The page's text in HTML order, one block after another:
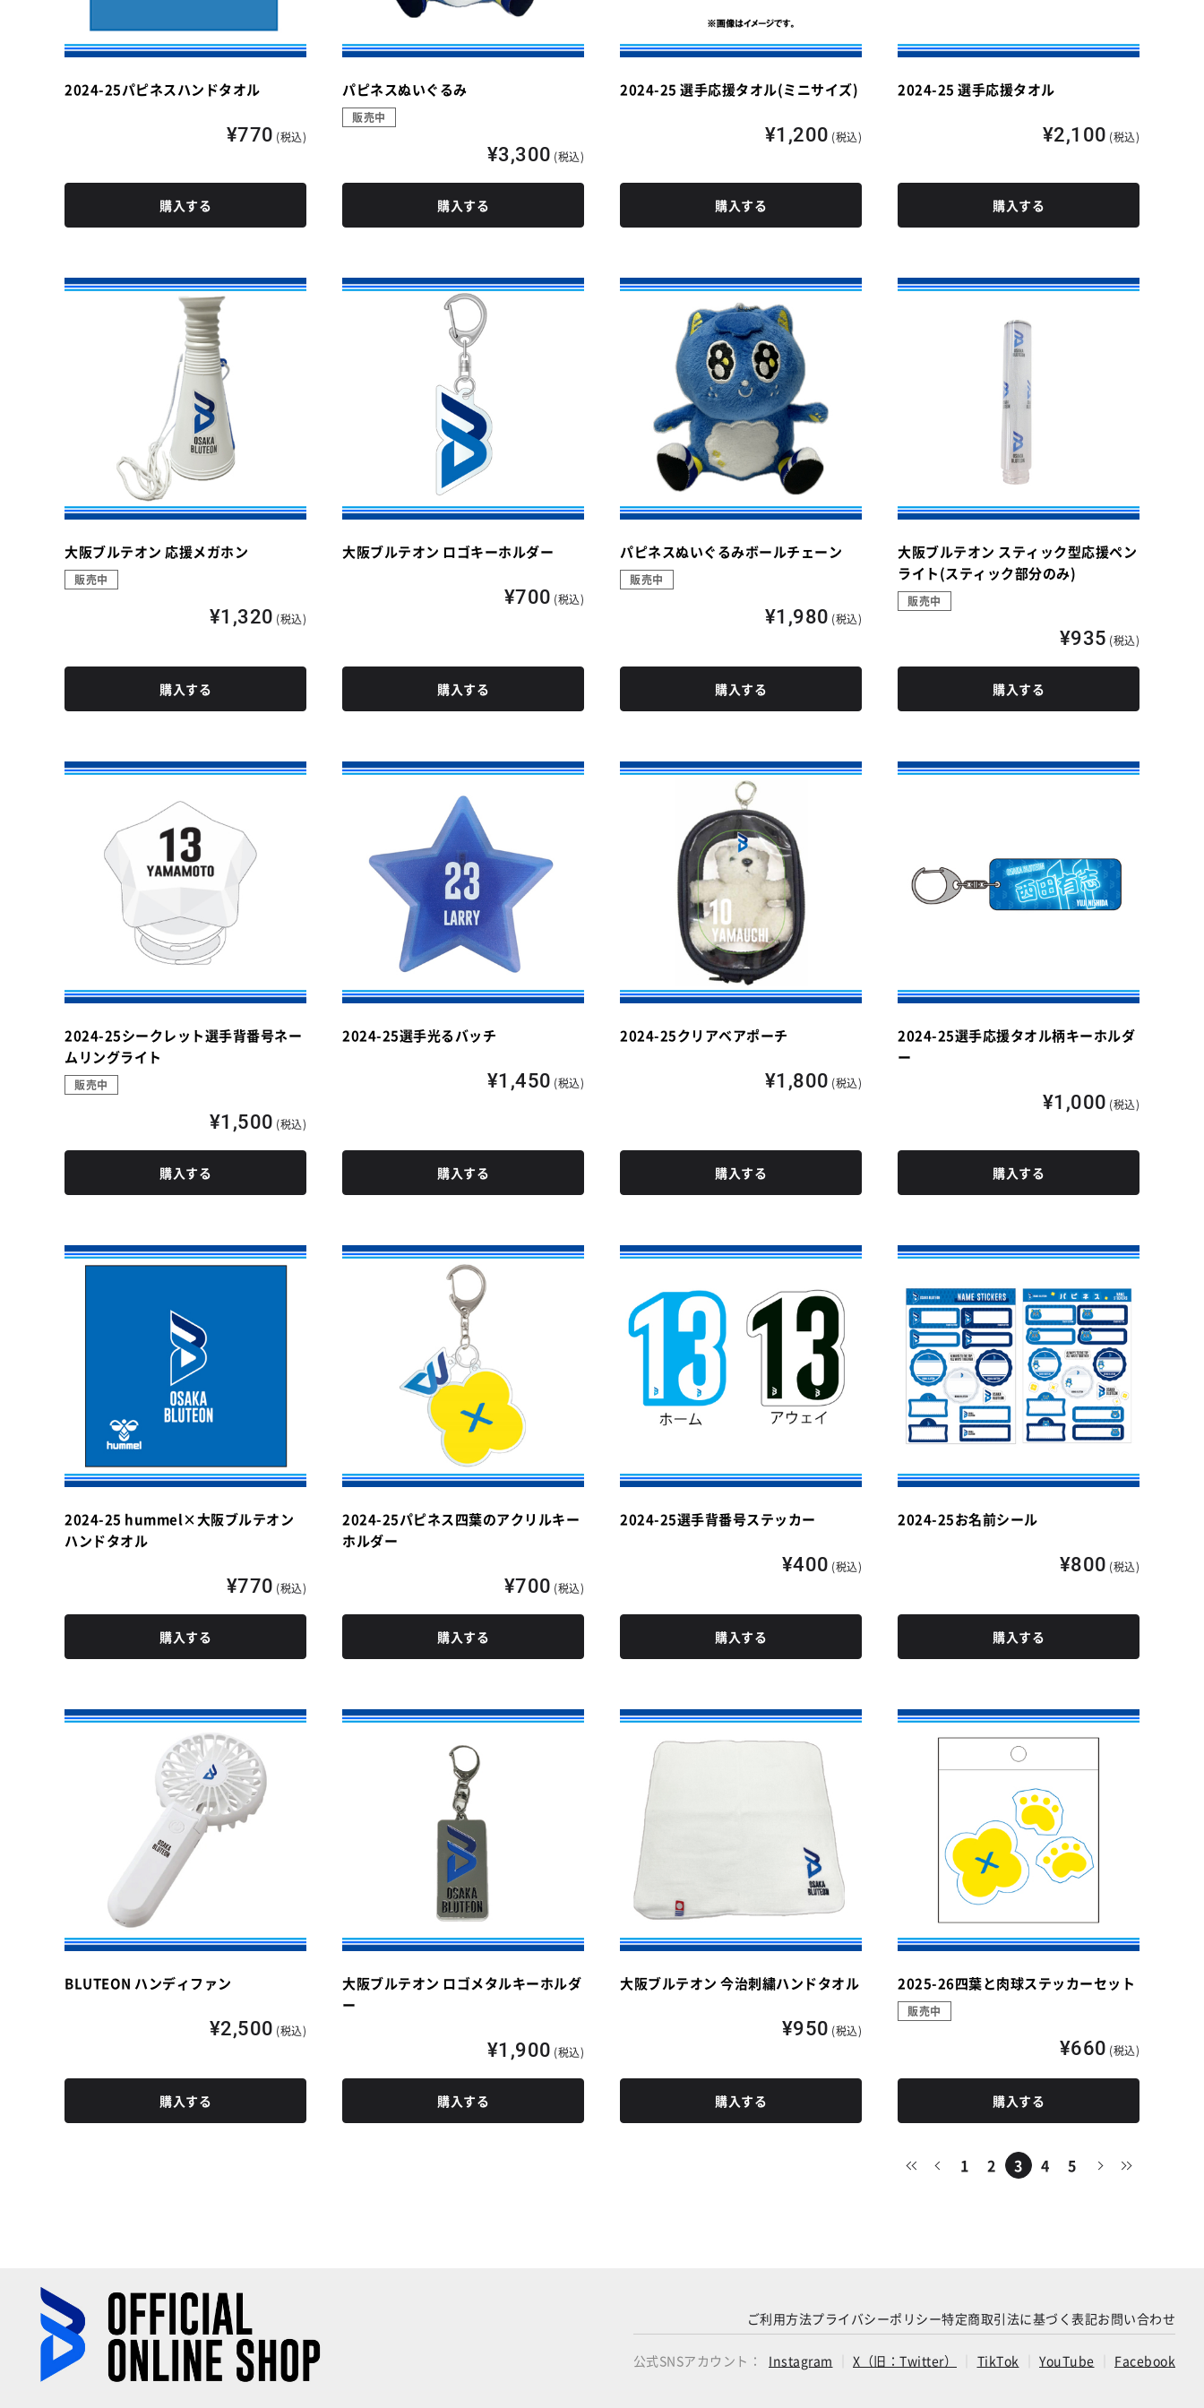
2024-25パピネスハンドタオル
¥770 (税込)
購入する
パピネスぬいぐるみ
販売中
¥3,300 (税込)
購入する
2024-25 選手応援タオル(ミニサイズ)
¥1,200 (税込)
購入する
2024-25 選手応援タオル
¥2,100 (税込)
購入する
大阪ブルテオン 応援メガホン
販売中
¥1,320 (税込)
購入する
大阪ブルテオン ロゴキーホルダー
¥700 (税込)
購入する
パピネスぬいぐるみボールチェーン
販売中
¥1,980 (税込)
購入する
大阪ブルテオン スティック型応援ペン
ライト(スティック部分のみ)
販売中
¥935 (税込)
購入する
2024-25シークレット選手背番号ネー
ムリングライト
販売中
¥1,500 (税込)
購入する
2024-25選手光るバッチ
¥1,450 (税込)
購入する
2024-25クリアベアポーチ
¥1,800 (税込)
購入する
2024-25選手応援タオル柄キーホルダ
ー
¥1,000 (税込)
購入する
2024-25 hummel×大阪ブルテオン
ハンドタオル
¥770 (税込)
購入する
2024-25パピネス四葉のアクリルキー
ホルダー
¥700 (税込)
購入する
2024-25選手背番号ステッカー
¥400 (税込)
購入する
2024-25お名前シール
¥800 (税込)
購入する
BLUTEON ハンディファン
¥2,500 (税込)
購入する
大阪ブルテオン ロゴメタルキーホルダ
ー
¥1,900 (税込)
購入する
大阪ブルテオン 今治刺繍ハンドタオル
¥950 (税込)
購入する
2025-26四葉と肉球ステッカーセット
販売中
¥660 (税込)
購入する
1 2 3 4 5
ご利用方法プライバシーポリシー特定商取引法に基づく表記お問い合わせ
公式SNSアカウント： Instagram X（旧：Twitter） TikTok YouTube Facebook